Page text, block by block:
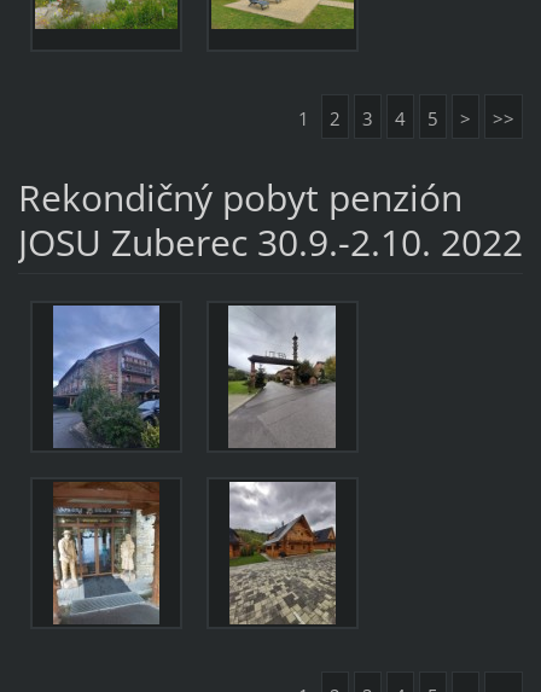
1 2 3 4 5 > >>
Rekondičný pobyt penzión
JOSU Zuberec 30.9.-2.10. 2022